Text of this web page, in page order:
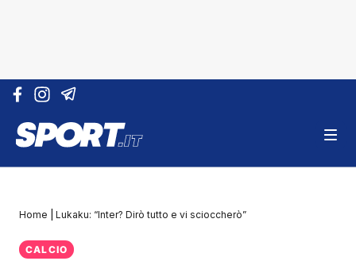
Vai al contenuto
Home Lukaku: “Inter? Dirò tutto e vi scioccherò”
CALCIO